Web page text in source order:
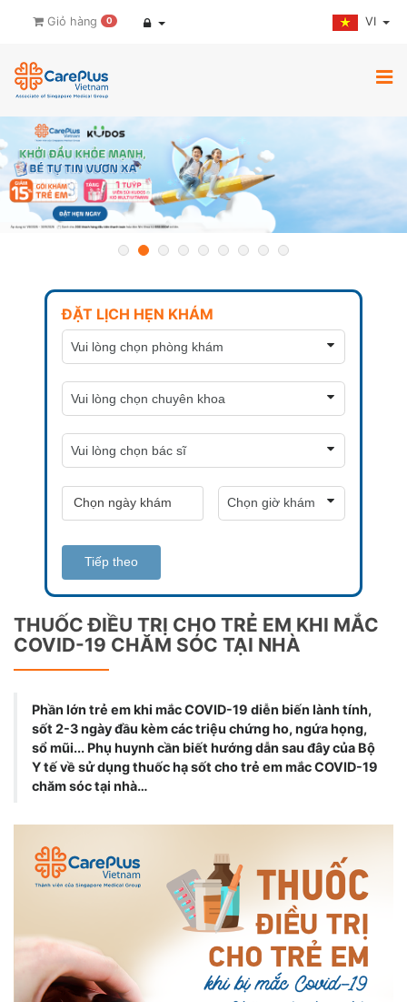
Giỏ hàng 0 VI
ĐẶT LỊCH HẸN KHÁM
Tiếp theo
THUỐC ĐIỀU TRỊ CHO TRẺ EM KHI MẮC
COVID-19 CHĂM SÓC TẠI NHÀ
Phần lớn trẻ em khi mắc COVID-19 diễn biến lành tính,
sốt 2-3 ngày đầu kèm các triệu chứng ho, ngứa họng,
sổ mũi... Phụ huynh cần biết hướng dẫn sau đây của Bộ
Y tế về sử dụng thuốc hạ sốt cho trẻ em mắc COVID-19
chăm sóc tại nhà…